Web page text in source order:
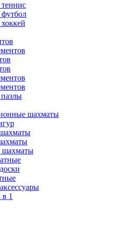
шахматы
шахматы
1